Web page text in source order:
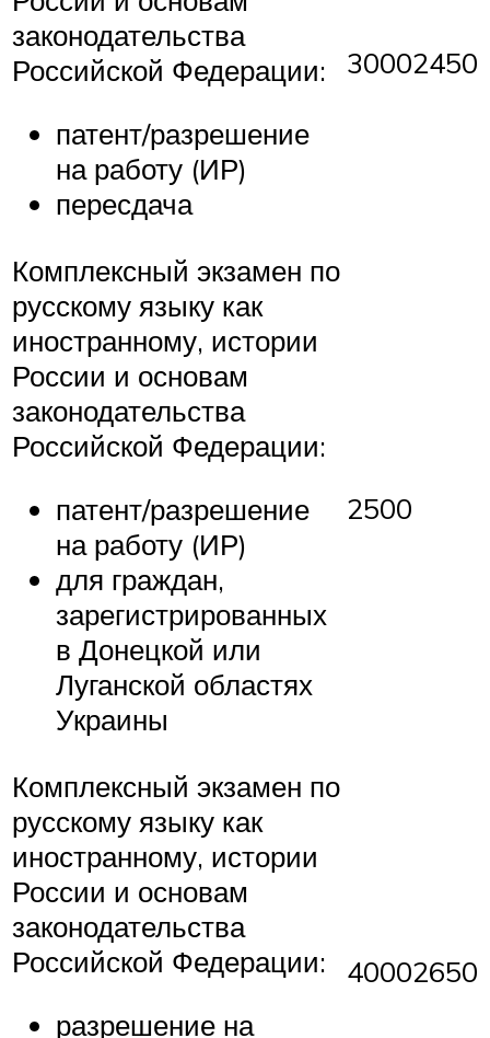
законодательства
Российской Федерации:
патент/разрешение
на работу (ИР)
пересдача
30002450
Комплексный экзамен по
русскому языку как
иностранному, истории
России и основам
законодательства
Российской Федерации:
патент/разрешение
на работу (ИР)
для граждан,
зарегистрированных
в Донецкой или
Луганской областях
Украины
2500
Комплексный экзамен по
русскому языку как
иностранному, истории
России и основам
законодательства
Российской Федерации:
разрешение на
40002650